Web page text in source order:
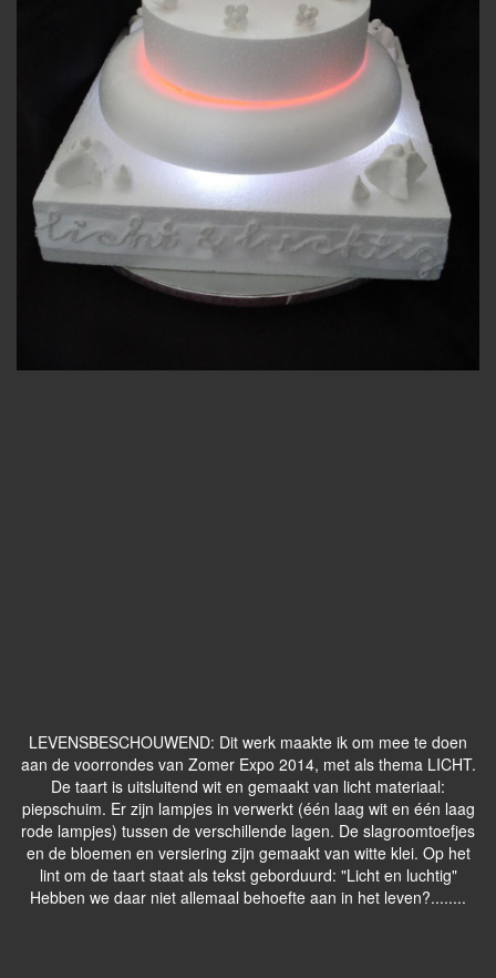
LEVENSBESCHOUWEND: Dit werk maakte ik om mee te doen
aan de voorrondes van Zomer Expo 2014, met als thema LICHT.
De taart is uitsluitend wit en gemaakt van licht materiaal:
piepschuim. Er zijn lampjes in verwerkt (één laag wit en één laag
rode lampjes) tussen de verschillende lagen. De slagroomtoefjes
en de bloemen en versiering zijn gemaakt van witte klei. Op het
lint om de taart staat als tekst geborduurd: "Licht en luchtig"
Hebben we daar niet allemaal behoefte aan in het leven?........